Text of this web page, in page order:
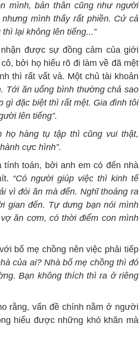
mình, bản thân cũng như người
mình thấy rất phiền. Cứ cả
lại không lên tiếng...”
được sự đồng cảm của giới
bởi họ hiểu rõ đi làm về đã mệt
thì rất vất vả. Một chủ tài khoản
Tới ăn uống bình thường chả sao
gì đặc biệt thì rất mệt. Gia đình tôi
lên tiếng”.
họ hàng tụ tập thì cũng vui thật,
cực hình”.
toán, bởi anh em có đến nhà
“Có người giúp việc thì kinh tế
vì đói ăn mà đến. Nghĩ thoáng ra
gian đến. Tự dưng bạn nói mình
ăn cơm, có thời điểm con mình
bố mẹ chồng nên việc phải tiếp
của ai? Nhà bố mẹ chồng thì đó
Bạn không thích thì ra ở riêng
rằng, vấn đề chính nằm ở người
hiểu được những khó khăn mà